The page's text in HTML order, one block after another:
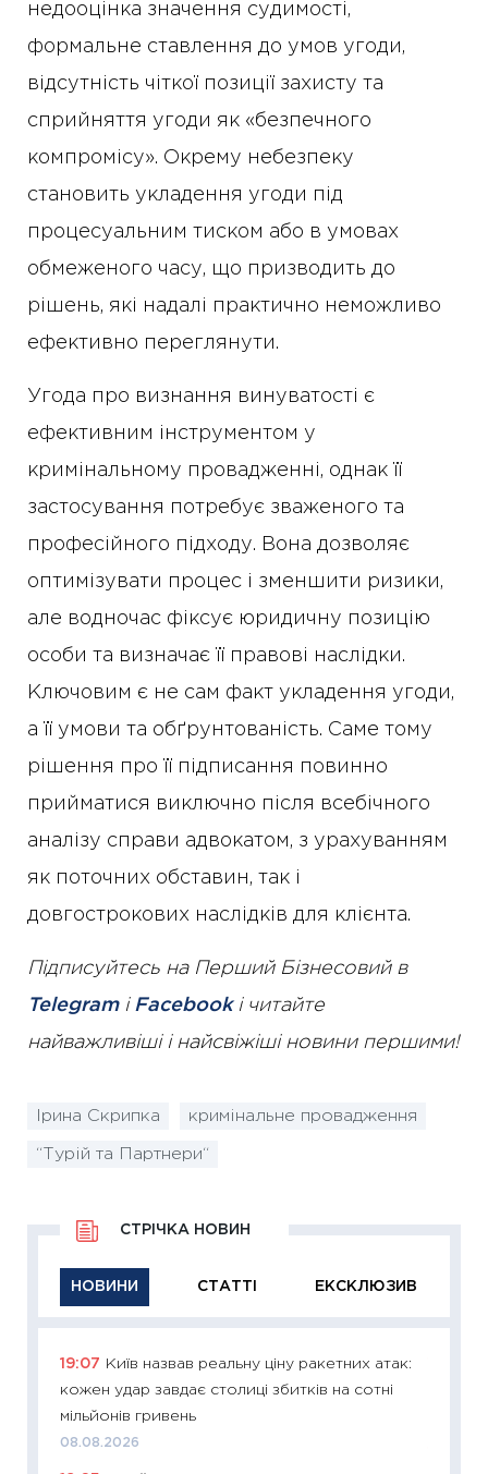
недооцінка значення судимості,
формальне ставлення до умов угоди,
відсутність чіткої позиції захисту та
сприйняття угоди як «безпечного
компромісу». Окрему небезпеку
становить укладення угоди під
процесуальним тиском або в умовах
обмеженого часу, що призводить до
рішень, які надалі практично неможливо
ефективно переглянути.
Угода про визнання винуватості є
ефективним інструментом у
кримінальному провадженні, однак її
застосування потребує зваженого та
професійного підходу. Вона дозволяє
оптимізувати процес і зменшити ризики,
але водночас фіксує юридичну позицію
особи та визначає її правові наслідки.
Ключовим є не сам факт укладення угоди,
а її умови та обґрунтованість. Саме тому
рішення про її підписання повинно
прийматися виключно після всебічного
аналізу справи адвокатом, з урахуванням
як поточних обставин, так і
довгострокових наслідків для клієнта.
Підписуйтесь на Перший Бізнесовий в
Telegramі Facebookі читайте
найважливіші і найсвіжіші новини першими!
Ірина Скрипка кримінальне провадження
“Турій та Партнери“
НОВИНИ СТАТТІ ЕКСКЛЮЗИВ
СТРІЧКА НОВИН
19:07
Київ назвав реальну ціну ракетних атак:
кожен удар завдає столиці збитків на сотні
мільйонів гривень
08.08.2026